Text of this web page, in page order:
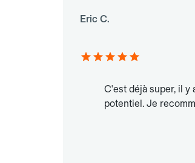
Eric C.
C'est déjà super, il y
potentiel. Je